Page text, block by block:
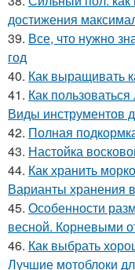
достижения
39. Все, что нужно
год
40. Как выращивать
41. Как
Виды инструментов
42. Полная
43. Настойка
44. Как хранить
Варианты хранения
45. Особенности
весной. Корневыми
46. Как выбрать
Лучшие мотоблоки